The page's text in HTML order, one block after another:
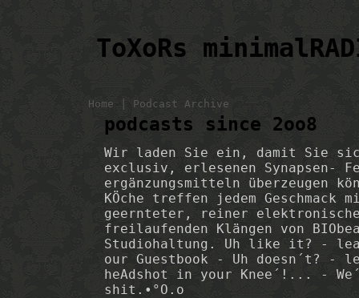
ToXoRs
Home Podcast Archive
podcasts since 2oo8
Wir laden Sie ein, damit Sie
exclusiv, erlesenen Synapsen-
ergänzungsmitteln überzeugen
KÖche treffen jedem Geschmack
geernteter, reiner
freilaufenden Klängen von
Studiohaltung. Uh like it? -
our Guestbook - Uh doesn´t? -
heAdshot in your Knee´!... -
shit.•°O.o